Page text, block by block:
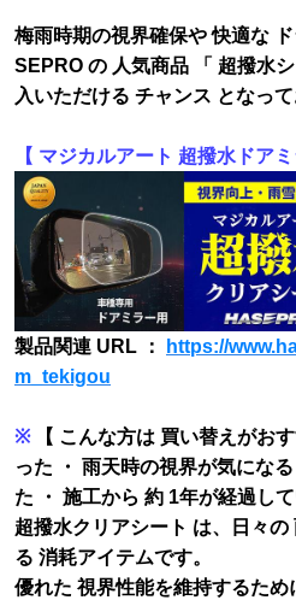
梅雨時期の視界確保や 快適な
SEPRO の 人気商品 「 超撥水
入いただける チャンス となって
【 マジカルアート 超撥水ドア
製品関連 URL ：
https://
m_tekigou
※【 こんな方は 買い替えがお
った ・ 雨天時の視界が気にな
た ・ 施工から 約 1年が経過して
超撥水クリアシート は、日々
る 消耗アイテムです。
優れた 視界性能を維持するため